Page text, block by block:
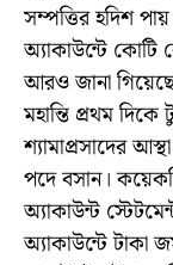
সম্পত্তির হদিশ
অ্যাকাউন্টে কোটি
আরও জানা
মহান্তি প্রথম
শ্যামাপ্রসাদের
পদে বসান।
অ্যাকাউন্ট
অ্যাকাউন্টে টাকা